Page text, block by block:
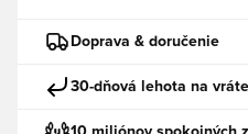
Doprava & doručenie
30-dňová lehota na